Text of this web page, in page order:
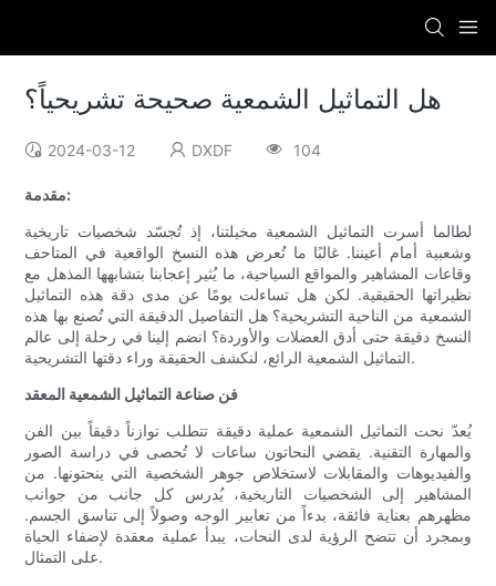
هل التماثيل الشمعية صحيحة تشريحياً؟
2024-03-12 DXDF 104
مقدمة:
لطالما أسرت التماثيل الشمعية مخيلتنا، إذ تُجسّد شخصيات تاريخية
وشعبية أمام أعيننا. غالبًا ما تُعرض هذه النسخ الواقعية في المتاحف
وقاعات المشاهير والمواقع السياحية، ما يُثير إعجابنا بتشابهها المذهل مع
نظيراتها الحقيقية. لكن هل تساءلت يومًا عن مدى دقة هذه التماثيل
الشمعية من الناحية التشريحية؟ هل التفاصيل الدقيقة التي تُصنع بها هذه
النسخ دقيقة حتى أدق العضلات والأوردة؟ انضم إلينا في رحلة إلى عالم
التماثيل الشمعية الرائع، لنكشف الحقيقة وراء دقتها التشريحية.
فن صناعة التماثيل الشمعية المعقد
يُعدّ نحت التماثيل الشمعية عملية دقيقة تتطلب توازناً دقيقاً بين الفن
والمهارة التقنية. يقضي النحاتون ساعات لا تُحصى في دراسة الصور
والفيديوهات والمقابلات لاستخلاص جوهر الشخصية التي ينحتونها. من
المشاهير إلى الشخصيات التاريخية، يُدرس كل جانب من جوانب
مظهرهم بعناية فائقة، بدءاً من تعابير الوجه وصولاً إلى تناسق الجسم.
وبمجرد أن تتضح الرؤية لدى النحات، يبدأ عملية معقدة لإضفاء الحياة
على التمثال.